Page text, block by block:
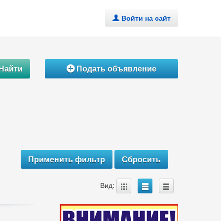
. Войти на сайт
ÁПодать объявление
Вид: A B C